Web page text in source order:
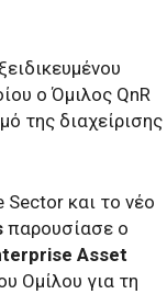
ο Όμιλος QnR
της διαχείρισης
Sector και το νέο
παρουσίασε ο
Asset
Ομίλου για τη